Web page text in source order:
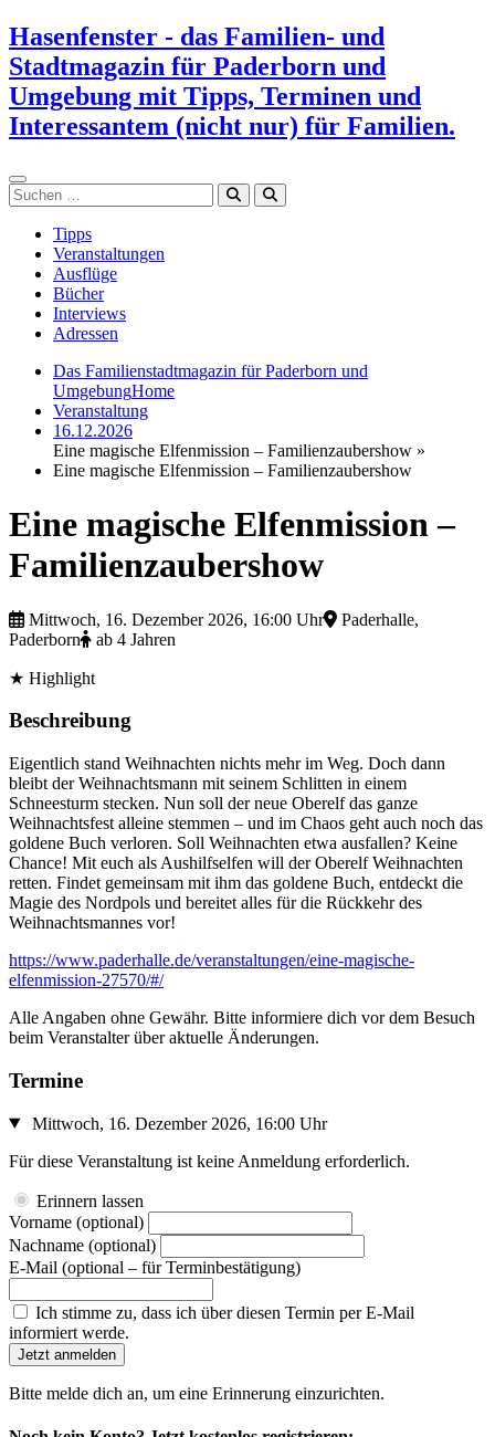
Zum
Inhalt
springen
Hasenfenster - das Familien- und
Stadtmagazin für Paderborn und
Umgebung mit Tipps, Terminen und
Interessantem (nicht nur) für Familien.
Suchen
Tipps
Veranstaltungen
Ausflüge
Bücher
Interviews
Adressen
Das Familienstadtmagazin für Paderborn und
UmgebungHome
Veranstaltung
16.12.2026
Eine magische Elfenmission – Familienzaubershow »
Eine magische Elfenmission – Familienzaubershow
Eine magische Elfenmission –
Familienzaubershow
Mittwoch, 16. Dezember 2026, 16:00 Uhr
Paderhalle,
Paderborn
ab 4 Jahren
★ Highlight
Beschreibung
Eigentlich stand Weihnachten nichts mehr im Weg. Doch dann
bleibt der Weihnachtsmann mit seinem Schlitten in einem
Schneesturm stecken. Nun soll der neue Oberelf das ganze
Weihnachtsfest alleine stemmen – und im Chaos geht auch noch das
goldene Buch verloren. Soll Weihnachten etwa ausfallen? Keine
Chance! Mit euch als Aushilfselfen will der Oberelf Weihnachten
retten. Findet gemeinsam mit ihm das goldene Buch, entdeckt die
Magie des Nordpols und bereitet alles für die Rückkehr des
Weihnachtsmannes vor!
https://www.paderhalle.de/veranstaltungen/eine-magische-
elfenmission-27570/#/
Alle Angaben ohne Gewähr. Bitte informiere dich vor dem Besuch
beim Veranstalter über aktuelle Änderungen.
Termine
Mittwoch, 16. Dezember 2026, 16:00 Uhr
Für diese Veranstaltung ist keine Anmeldung erforderlich.
Erinnern lassen
Vorname (optional)
Nachname (optional)
E-Mail (optional – für Terminbestätigung)
Ich stimme zu, dass ich über diesen Termin per E-Mail
informiert werde.
Jetzt anmelden
Bitte melde dich an, um eine Erinnerung einzurichten.